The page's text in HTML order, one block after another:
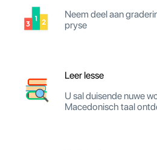
Neem deel aan
pryse
Leer lesse
U sal duisende nuwe
Macedonisch taal